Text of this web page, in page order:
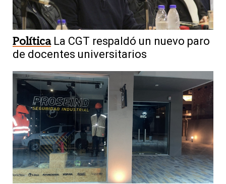
Política La CGT respaldó un nuevo paro
de docentes universitarios